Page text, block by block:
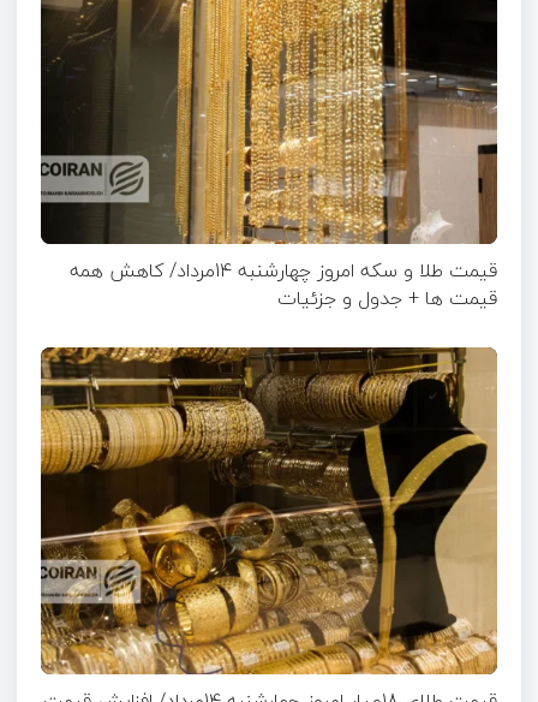
قیمت طلا و سکه امروز چهارشنبه 14مرداد/ کاهش همه
قیمت ها + جدول و جزئیات